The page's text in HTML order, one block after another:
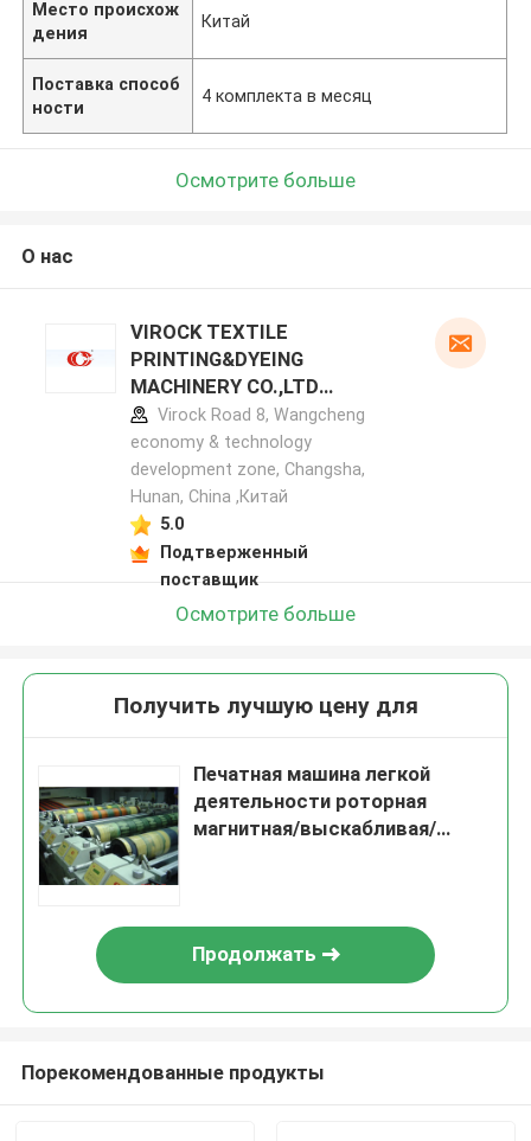
Место происхож
дения
Китай
Поставка способ
ности
4 комплекта в месяц
Осмотрите больше
О нас
VIROCK TEXTILE
PRINTING&DYEING
MACHINERY CO.,LTD
профиль производителя
Virock Road 8, Wangcheng
economy & technology
development zone, Changsha,
Hunan, China ,Китай
5.0
Подтверженный
поставщик
Осмотрите больше
Получить лучшую цену для
Печатная машина легкой
деятельности роторная
магнитная/выскабливая/
Продолжать
Порекомендованные продукты